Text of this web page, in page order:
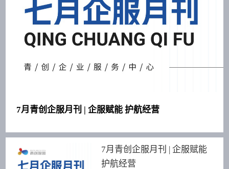
7月青创企服月刊 | 企服赋能 护航经营
7月青创企服月刊 | 企服赋能
护航经营